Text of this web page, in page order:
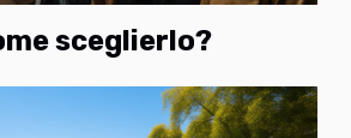
sceglierlo?